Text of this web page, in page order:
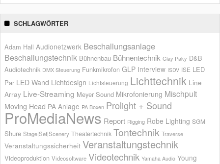
SCHLAGWÖRTER
Adam Hall Audionetzwerk Beschallungsanlage
Beschallungstechnik Bühnenbau Bühnentechnik Clay Paky D&B
Audiotechnik DMX Steuerung Funkmikrofon GLP Interview ISDV ISE LED
Par LED Wand Lichtdesign Lichtsteuerung Lichttechnik Line
Array Live-Streaming Meyer Sound Mikrofonierung Mischpult
Moving Head PA Anlage PA Boxen Prolight + Sound
ProMediaNews Report Rigging Robe Lighting SGM
Shure Stage|Set|Scenery Theatertechnik Tontechnik Traverse
Veranstaltungssicherheit Veranstaltungstechnik
Videoproduktion Videosoftware Videotechnik Yamaha Audio Young